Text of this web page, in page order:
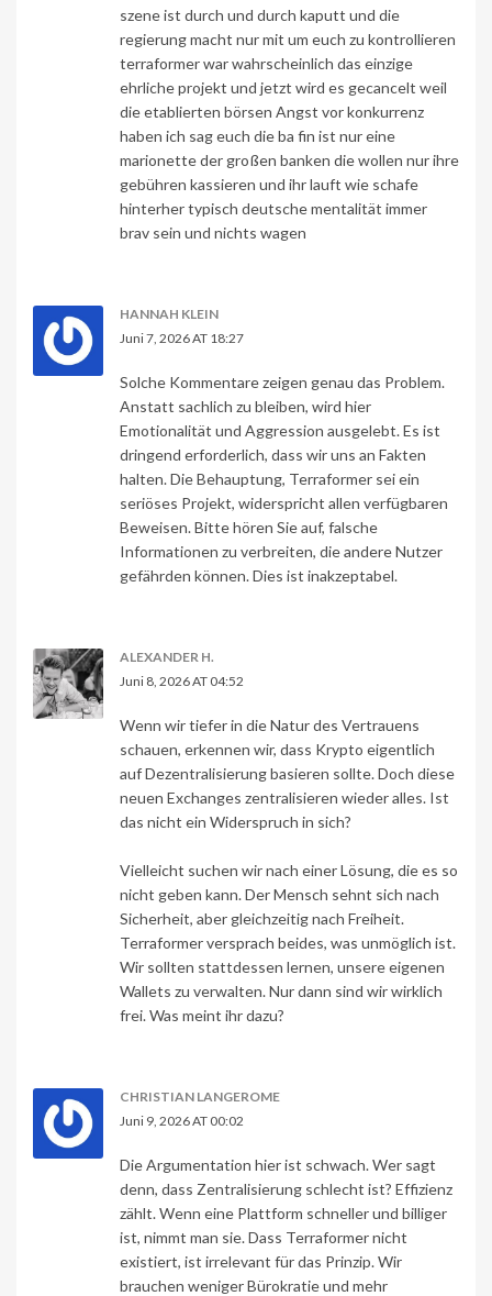
szene ist durch und durch kaputt und die
regierung macht nur mit um euch zu kontrollieren
terraformer war wahrscheinlich das einzige
ehrliche projekt und jetzt wird es gecancelt weil
die etablierten börsen Angst vor konkurrenz
haben ich sag euch die ba fin ist nur eine
marionette der großen banken die wollen nur ihre
gebühren kassieren und ihr lauft wie schafe
hinterher typisch deutsche mentalität immer
brav sein und nichts wagen
HANNAH KLEIN
Juni 7, 2026 AT 18:27
Solche Kommentare zeigen genau das Problem.
Anstatt sachlich zu bleiben, wird hier
Emotionalität und Aggression ausgelebt. Es ist
dringend erforderlich, dass wir uns an Fakten
halten. Die Behauptung, Terraformer sei ein
seriöses Projekt, widerspricht allen verfügbaren
Beweisen. Bitte hören Sie auf, falsche
Informationen zu verbreiten, die andere Nutzer
gefährden können. Dies ist inakzeptabel.
ALEXANDER H.
Juni 8, 2026 AT 04:52
Wenn wir tiefer in die Natur des Vertrauens
schauen, erkennen wir, dass Krypto eigentlich
auf Dezentralisierung basieren sollte. Doch diese
neuen Exchanges zentralisieren wieder alles. Ist
das nicht ein Widerspruch in sich?
Vielleicht suchen wir nach einer Lösung, die es so
nicht geben kann. Der Mensch sehnt sich nach
Sicherheit, aber gleichzeitig nach Freiheit.
Terraformer versprach beides, was unmöglich ist.
Wir sollten stattdessen lernen, unsere eigenen
Wallets zu verwalten. Nur dann sind wir wirklich
frei. Was meint ihr dazu?
CHRISTIAN LANGEROME
Juni 9, 2026 AT 00:02
Die Argumentation hier ist schwach. Wer sagt
denn, dass Zentralisierung schlecht ist? Effizienz
zählt. Wenn eine Plattform schneller und billiger
ist, nimmt man sie. Dass Terraformer nicht
existiert, ist irrelevant für das Prinzip. Wir
brauchen weniger Bürokratie und mehr